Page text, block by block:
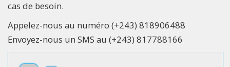
cas de besoin.
Appelez-nous au numéro (+243) 818906488
Envoyez-nous un SMS au (+243) 817788166